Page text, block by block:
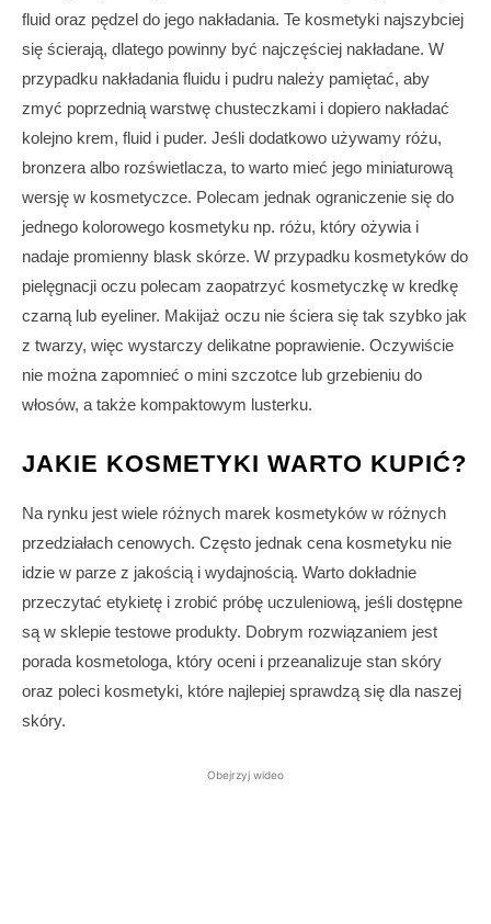
fluid oraz pędzel do jego nakładania. Te kosmetyki najszybciej
się ścierają, dlatego powinny być najczęściej nakładane. W
przypadku nakładania fluidu i pudru należy pamiętać, aby
zmyć poprzednią warstwę chusteczkami i dopiero nakładać
kolejno krem, fluid i puder. Jeśli dodatkowo używamy różu,
bronzera albo rozświetlacza, to warto mieć jego miniaturową
wersję w kosmetyczce. Polecam jednak ograniczenie się do
jednego kolorowego kosmetyku np. różu, który ożywia i
nadaje promienny blask skórze. W przypadku kosmetyków do
pielęgnacji oczu polecam zaopatrzyć kosmetyczkę w kredkę
czarną lub eyeliner. Makijaż oczu nie ściera się tak szybko jak
z twarzy, więc wystarczy delikatne poprawienie. Oczywiście
nie można zapomnieć o mini szczotce lub grzebieniu do
włosów, a także kompaktowym lusterku.
JAKIE KOSMETYKI WARTO KUPIĆ?
Na rynku jest wiele różnych marek kosmetyków w różnych
przedziałach cenowych. Często jednak cena kosmetyku nie
idzie w parze z jakością i wydajnością. Warto dokładnie
przeczytać etykietę i zrobić próbę uczuleniową, jeśli dostępne
są w sklepie testowe produkty. Dobrym rozwiązaniem jest
porada kosmetologa, który oceni i przeanalizuje stan skóry
oraz poleci kosmetyki, które najlepiej sprawdzą się dla naszej
skóry.
Obejrzyj wideo